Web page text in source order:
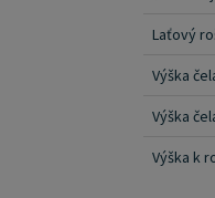
ještě
Laťový
Výška
Výška
Výška k